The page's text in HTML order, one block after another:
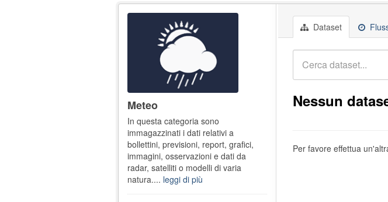
Dataset
Nessun
Per favore effettua
Meteo
In questa categoria sono
immagazzinati i dati relativi a
bollettini, previsioni, report, grafici,
immagini, osservazioni e dati da
radar, satelliti o modelli di varia
natura.... leggi di più